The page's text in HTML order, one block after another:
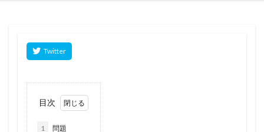
目次
1 問題